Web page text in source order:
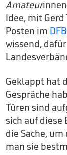
Amateur
Idee, mit
Posten im DFB
wissend,
Geklappt hat
Gespräche
Türen sind
sich auf diese
die Sache,
man sie